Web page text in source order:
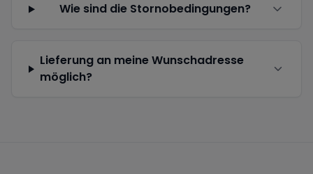
Wie sind die Stornobedingungen?
Lieferung an meine Wunschadresse
möglich?